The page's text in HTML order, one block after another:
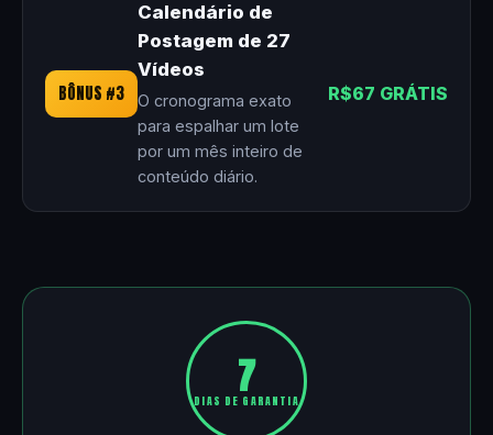
BÔNUS #3
Calendário de
Postagem de 27
Vídeos
O cronograma exato
para espalhar um lote
por um mês inteiro de
conteúdo diário.
R$67 GRÁTIS
7
DIAS DE GARANTIA